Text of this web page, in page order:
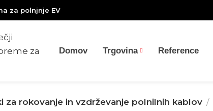
za polnjnje EV
Domov Trgovina Reference
za rokovanje in vzdrževanje polnilnih kablov